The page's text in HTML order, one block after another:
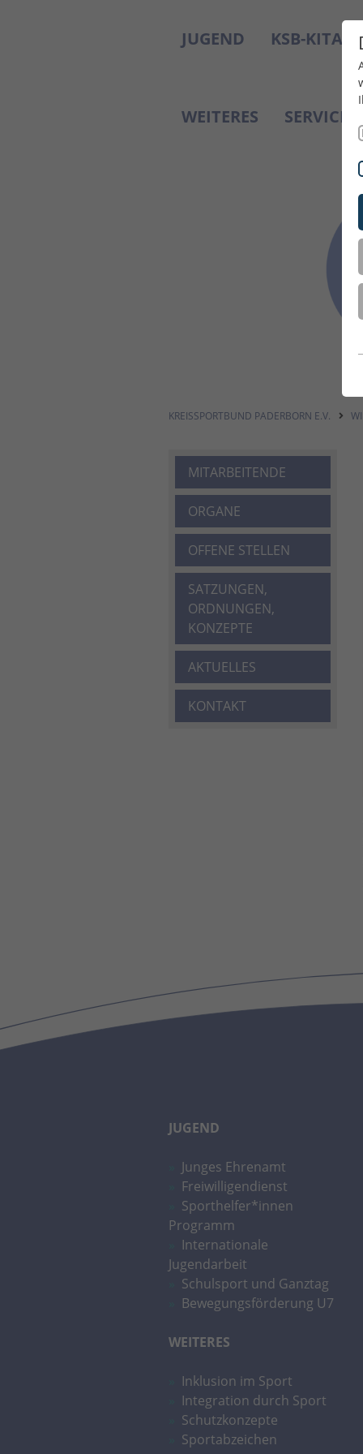
JUGEND KSB-KITAS
WEITERES SERVICE
KREISSPORTBUND PADERBORN E.V.
MITARBEITENDE
ORGANE
OFFENE STELLEN
SATZUNGEN,
ORDNUNGEN,
KONZEPTE
AKTUELLES
KONTAKT
JUGEND
Junges Ehrenamt
Freiwilligendienst
Sporthelfer*innen
Programm
Internationale
Jugendarbeit
Schulsport und Ganztag
Bewegungsförderung U7
WEITERES
Inklusion im Sport
Integration durch Sport
Schutzkonzepte
Sportabzeichen